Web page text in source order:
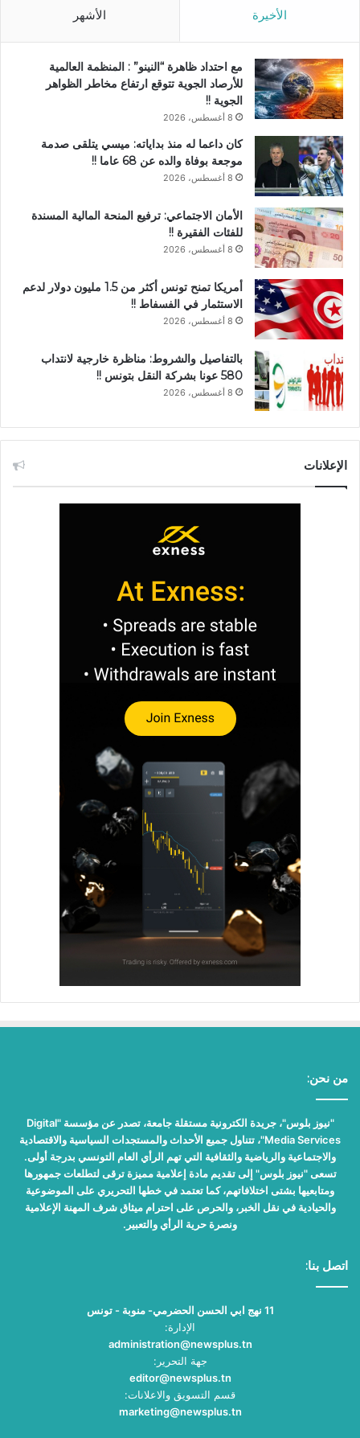
الأخيرة الأشهر
مع احتداد ظاهرة “النينو” : المنظمة العالمية
للأرصاد الجوية تتوقع ارتفاع مخاطر الظواهر
الجوية !!
8 أغسطس، 2026
كان داعما له منذ بداياته: ميسي يتلقى صدمة
موجعة بوفاة والده عن 68 عاما !!
8 أغسطس، 2026
الأمان الاجتماعي: ترفيع المنحة المالية المسندة
للفئات الفقيرة !!
8 أغسطس، 2026
أمريكا تمنح تونس أكثر من 1.5 مليون دولار لدعم
الاستثمار في الفسفاط !!
8 أغسطس، 2026
بالتفاصيل والشروط: مناظرة خارجية لانتداب
580 عونا بشركة النقل بتونس !!
8 أغسطس، 2026
الإعلانات
من نحن:
"نيوز بلوس"، جريدة الكترونية مستقلة جامعة، تصدر عن مؤسسة "Digital
Media Services"، تتناول جميع الأحداث والمستجدات السياسية والاقتصادية
والاجتماعية والرياضية والثقافية التي تهم الرأي العام التونسي بدرجة أولى.
تسعى "نيوز بلوس" إلى تقديم مادة إعلامية مميزة ترقى لتطلعات جمهورها
ومتابعيها بشتى اختلافاتهم، كما تعتمد في خطها التحريري على الموضوعية
والحيادية في نقل الخبر، والحرص على احترام ميثاق شرف المهنة الإعلامية
ونصرة حرية الرأي والتعبير.
اتصل بنا:
11 نهج ابي الحسن الحضرمي- منوبة - تونس
الإدارة:
administration@newsplus.tn
جهة التحرير:
editor@newsplus.tn
قسم التسويق والاعلانات:
marketing@newsplus.tn